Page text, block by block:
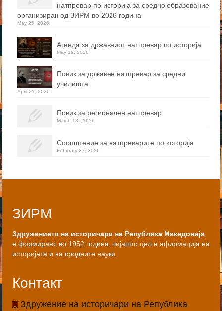
натпревар по историја за средно образование
организиран од ЗИРМ во 2026 година
May 25, 2026
Агенда за државниот натпревар по историја
May 19, 2026
Повик за државен натпревар за средни
училишта
April 21, 2026
Повик за регионален натпревар
March 18, 2026
Соопштение за натпреварите по историја
February 27, 2026
ЗИРМ
Здружението на историчари на Република Македонија
е формирано во 1952 година, чијашто цел е афирмација на
историјата и на сродните науки.
Контакт
Здружение на историчари на Република